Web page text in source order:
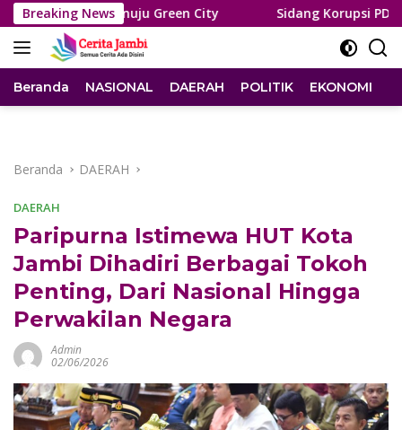
Langsung
ke
konten
Breaking News
Menuju Green City Sidang Korupsi PDAM, Saksi
Beranda NASIONAL DAERAH POLITIK EKONOMI
Beranda DAERAH
DAERAH
Paripurna Istimewa HUT Kota
Jambi Dihadiri Berbagai Tokoh
Penting, Dari Nasional Hingga
Perwakilan Negara
Admin
02/06/2026